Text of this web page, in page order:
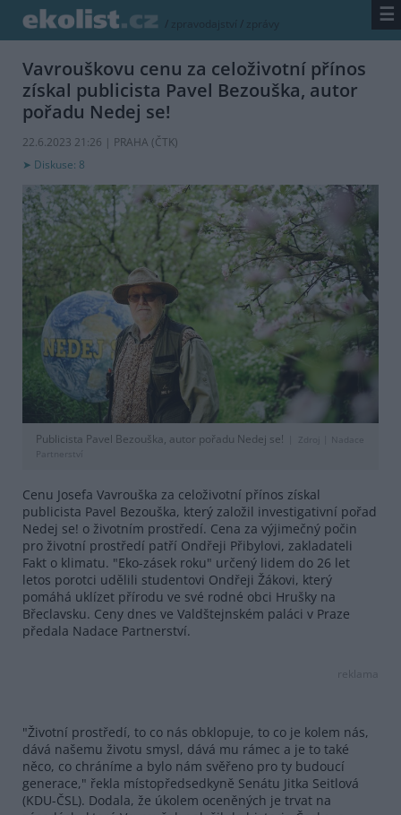
/ zpravodajství / zprávy ☰
Vavrouškovu cenu za celoživotní přínos
získal publicista Pavel Bezouška, autor
pořadu Nedej se!
22.6.2023 21:26 | PRAHA (ČTK)
Diskuse: 8
Publicista Pavel Bezouška, autor pořadu Nedej se! Zdroj |
Nadace
Partnerství
Cenu Josefa Vavrouška za celoživotní přínos získal
publicista Pavel Bezouška, který založil investigativní pořad
Nedej se! o životním prostředí. Cena za výjimečný počin
pro životní prostředí patří Ondřeji Přibylovi, zakladateli
Fakt o klimatu. "Eko-zásek roku" určený lidem do 26 let
letos porotci udělili studentovi Ondřeji Žákovi, který
pomáhá uklízet přírodu ve své rodné obci Hrušky na
Břeclavsku. Ceny dnes ve Valdštejnském paláci v Praze
předala Nadace Partnerství.
reklama
"Životní prostředí, to co nás obklopuje, to co je kolem nás,
dává našemu životu smysl, dává mu rámec a je to také
něco, co chráníme a bylo nám svěřeno pro ty budoucí
generace," řekla místopředsedkyně Senátu Jitka Seitlová
(KDU-ČSL). Dodala, že úkolem oceněných je trvat na